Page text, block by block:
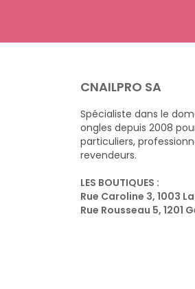
CNAILPRO SA
Spécialiste dans le
ongles depuis 2008
particuliers,
revendeurs.
LES BOUTIQUES :
Rue Caroline 3, 1003
Rue Rousseau 5, 1201